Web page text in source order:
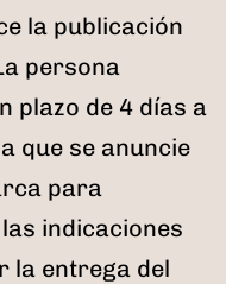
la publicación
persona
plazo de 4 días a
que se anuncie
para
indicaciones
la entrega del